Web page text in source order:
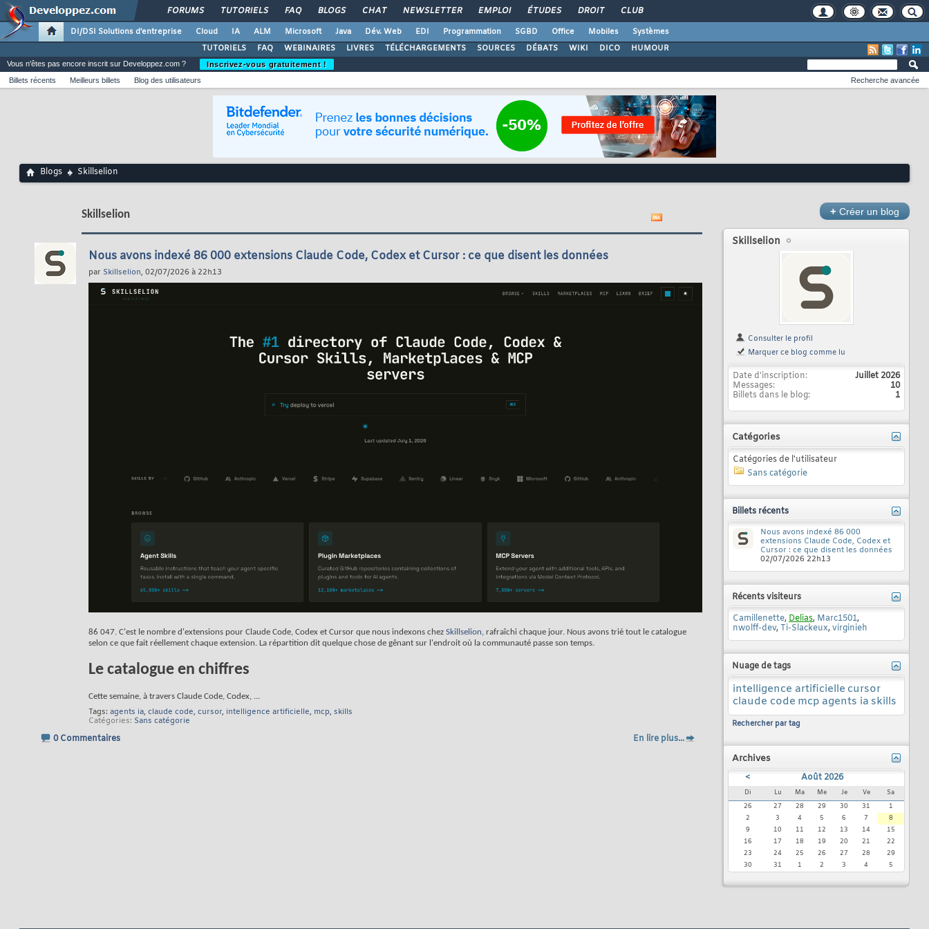
FORUMS TUTORIELS FAQ BLOGS CHAT NEWSLETTER EMPLOI ÉTUDES DROIT CLUB
DI/DSI Solutions d'entreprise Cloud IA ALM Microsoft Java Dév. Web EDI Programmation SGBD Office Mobiles
Systèmes
TUTORIELS
FAQ WEBINAIRES LIVRES TÉLÉCHARGEMENTS SOURCES DÉBATS WIKI DICO HUMOUR
Vous n'êtes pas encore inscrit sur Developpez.com ?
Inscrivez-vous gratuitement !
Billets récents
Meilleurs billets Blog des utilisateurs Recherche avancée
Blogs Skillselion
Skillselion
Nous avons indexé 86 000 extensions Claude Code, Codex et Cursor : ce que disent les données
par Skillselion, 02/07/2026 à 22h13
86 047. C'est le nombre d'extensions pour Claude Code, Codex et Cursor que nous indexons chez Skillselion, rafraîchi chaque jour. Nous avons trié tout le catalogue
selon ce que fait réellement chaque extension. La répartition dit quelque chose de gênant sur l'endroit où la communauté passe son temps.
Le catalogue en chiffres
Cette semaine, à travers Claude Code, Codex, ...
Tags: agents ia, claude code, cursor, intelligence artificielle, mcp, skills
Catégories Sans catégorie
0 Commentaires En lire plus...
+ Créer un blog
Skillselion
Consulter le profil
Marquer ce blog comme lu
Date d'inscription
Juillet 2026
Messages
10
Billets dans le blog
1
Catégories
Catégories de l'utilisateur
Sans catégorie
Billets récents
Nous avons indexé 86 000
extensions Claude Code, Codex et
Cursor : ce que disent les données
02/07/2026 22h13
Récents visiteurs
Camillenette, Delias, Marc1501,
nwolff-dev, Ti-Slackeux, virginieh
Nuage de tags
intelligence artificielle cursor
claude code mcp agents ia skills
Rechercher par tag
Archives
< Août 2026
Di Lu Ma Me Je Ve
Sa
26
27 28 29 30 31
1
2
3 4 5 6 7
8
9
10 11 12 13 14
15
16
17 18 19 20 21
22
23
24 25 26 27 28
29
30
31 1 2 3 4 5